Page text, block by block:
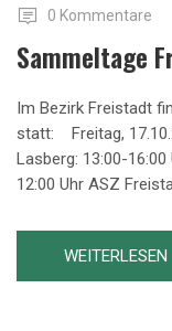
0 Kommentare
Sammeltage
Im Bezirk Freistadt
statt: Freitag,
Lasberg: 13:00-
12:00 Uhr ASZ
WEITERLESEN